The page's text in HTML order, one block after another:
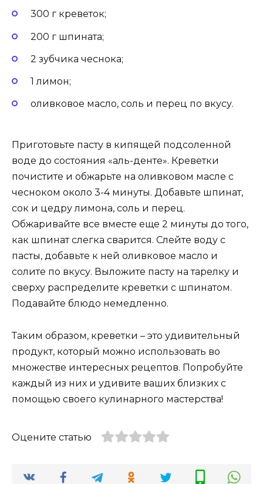
300 г креветок;
200 г шпината;
2 зубчика чеснока;
1 лимон;
оливковое масло, соль и перец по вкусу.
Приготовьте пасту в кипящей подсоленной
воде до состояния «аль-денте». Креветки
почистите и обжарьте на оливковом масле с
чесноком около 3-4 минуты. Добавьте шпинат,
сок и цедру лимона, соль и перец.
Обжаривайте все вместе еще 2 минуты до того,
как шпинат слегка сварится. Слейте воду с
пасты, добавьте к ней оливковое масло и
солите по вкусу. Выложите пасту на тарелку и
сверху распределите креветки с шпинатом.
Подавайте блюдо немедленно.
Таким образом, креветки – это удивительный
продукт, который можно использовать во
множестве интересных рецептов. Попробуйте
каждый из них и удивите ваших близких с
помощью своего кулинарного мастерства!
Оцените статью